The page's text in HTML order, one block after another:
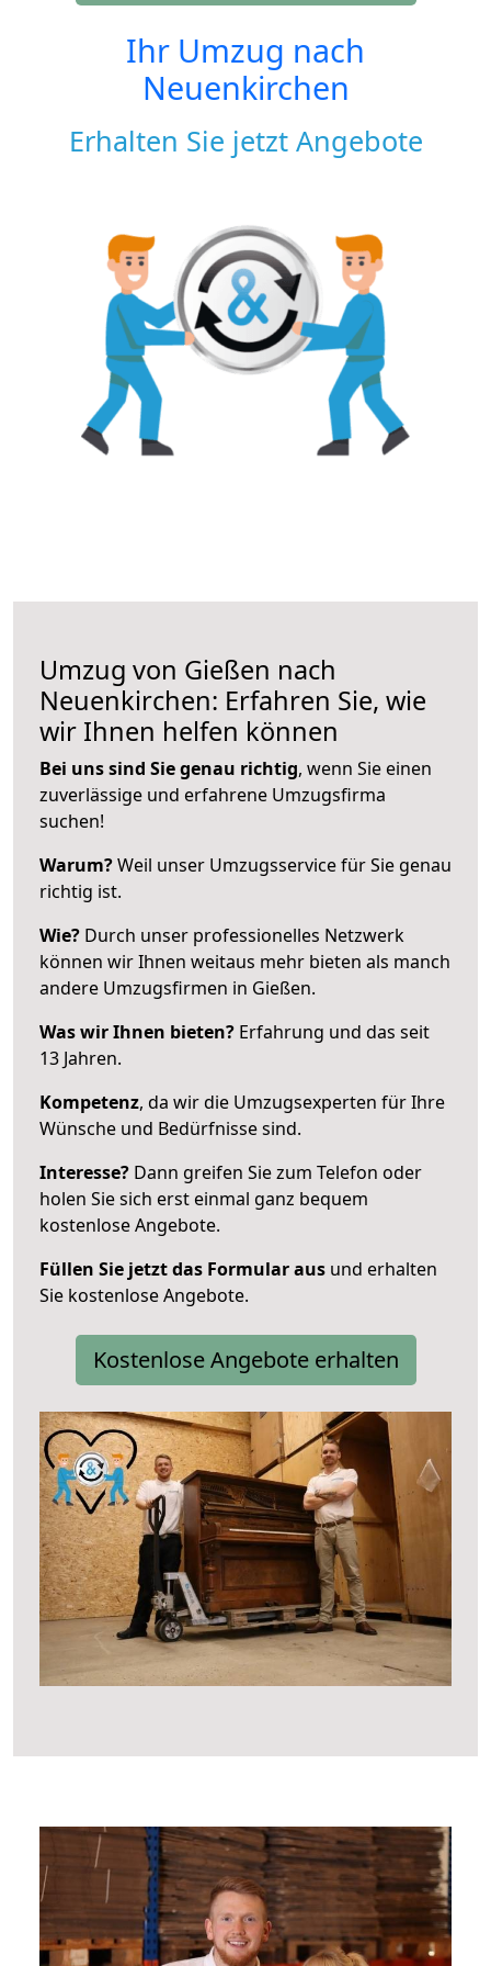
Ihr Umzug nach
Neuenkirchen
Erhalten Sie jetzt Angebote
Umzug von Gießen nach
Neuenkirchen: Erfahren Sie, wie
wir Ihnen helfen können
Bei uns sind Sie genau richtig, wenn Sie einen
zuverlässige und erfahrene Umzugsfirma
suchen!
Warum?Weil unser Umzugsservice für Sie genau
richtig ist.
Wie? Durch unser professionelles Netzwerk
können wir Ihnen weitaus mehr bieten als manch
andere Umzugsfirmen in Gießen.
Was wir Ihnen bieten? Erfahrung und das seit
13 Jahren.
Kompetenz, da wir die Umzugsexperten für Ihre
Wünsche und Bedürfnisse sind.
Interesse? Dann greifen Sie zum Telefon oder
holen Sie sich erst einmal ganz bequem
kostenlose Angebote.
Füllen Sie jetzt das Formular aus und erhalten
Sie kostenlose Angebote.
Kostenlose Angebote erhalten